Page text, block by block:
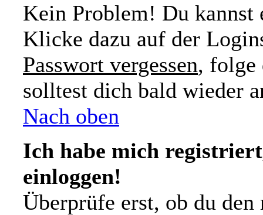
Kein Problem! Du kannst
Klicke dazu auf der
Passwort vergessen, folge
solltest dich bald wieder
Nach oben
Ich habe mich
einloggen!
Überprüfe erst, ob du